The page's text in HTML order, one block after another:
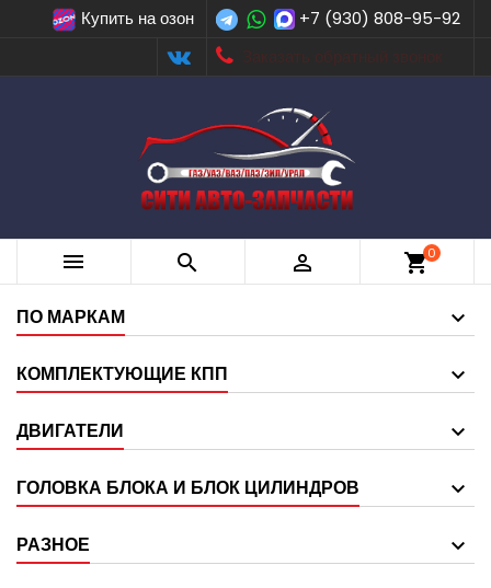
Купить на озон
+7 (930) 808-95-92
Заказать обратный звонок
   shopping_cart0
ПО МАРКАМ
КОМПЛЕКТУЮЩИЕ КПП
ДВИГАТЕЛИ
ГОЛОВКА БЛОКА И БЛОК ЦИЛИНДРОВ
РАЗНОЕ